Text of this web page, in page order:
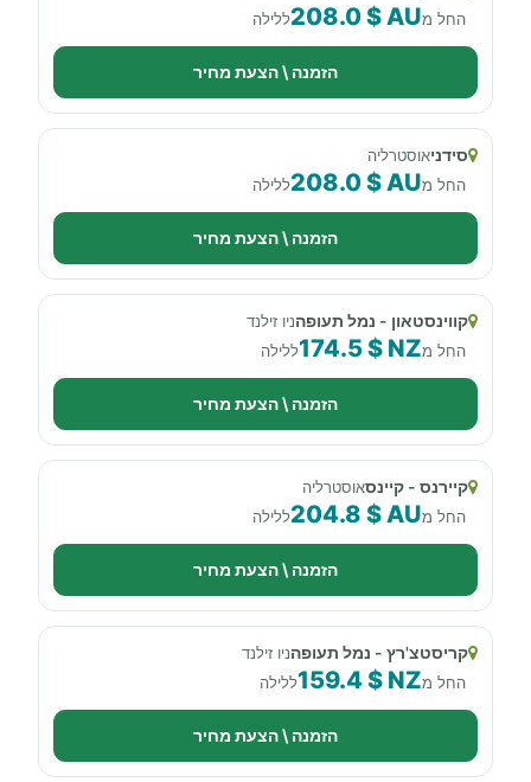
החל מ208.0 $ AUללילה
הזמנה \ הצעת מחיר
סידניאוסטרליה
החל מ208.0 $ AUללילה
הזמנה \ הצעת מחיר
קווינסטאון - נמל תעופהניו זילנד
החל מ174.5 $ NZללילה
הזמנה \ הצעת מחיר
קיירנס - קיינסאוסטרליה
החל מ204.8 $ AUללילה
הזמנה \ הצעת מחיר
קריסטצ'רץ - נמל תעופהניו זילנד
החל מ159.4 $ NZללילה
הזמנה \ הצעת מחיר